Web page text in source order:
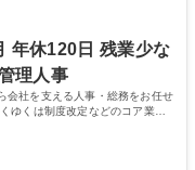
くりへ貢献
ングループの広報機能を担
き上げたホスピタリティ
関連業務を行っておりま
年休120日 残業少な
理人事
会社を支える人事・総務をお任せ
ゆくは制度改定などのコア業務